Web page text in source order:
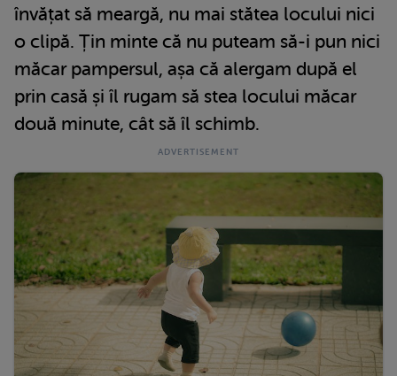
învățat să meargă, nu mai stătea locului nici
o clipă. Țin minte că nu puteam să-i pun nici
măcar pampersul, așa că alergam după el
prin casă și îl rugam să stea locului măcar
două minute, cât să îl schimb.